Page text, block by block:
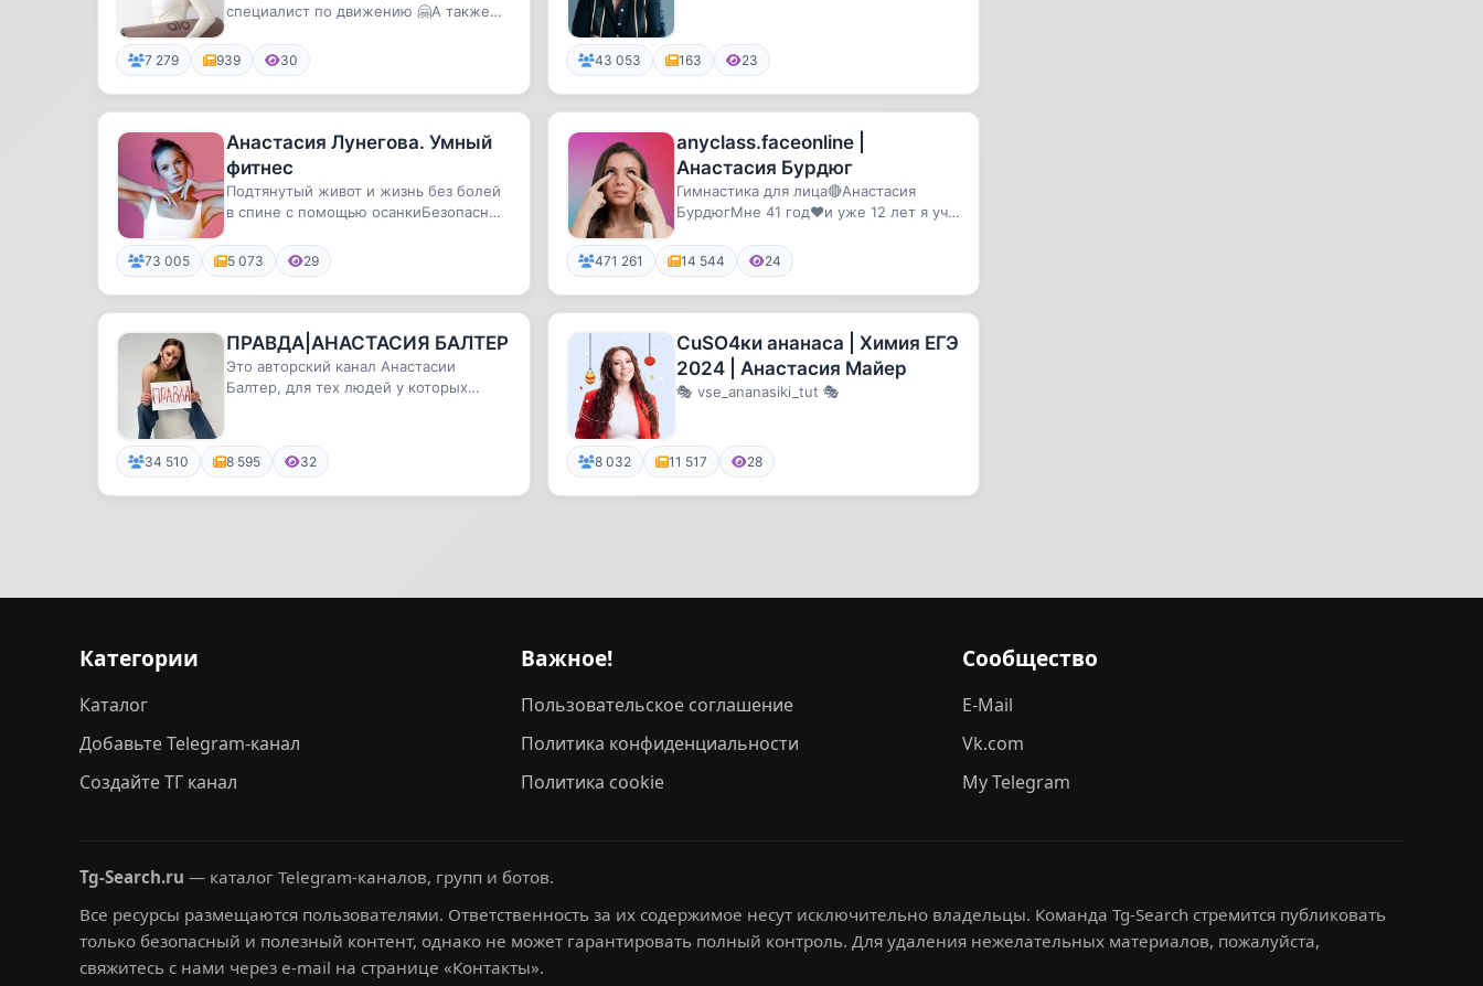
специалист по движению 🤗А также
эфф...
7 279 939 30 43 053 163 23
Анастасия Лунегова. Умный
фитнес
Подтянутый живот и жизнь без болей
в спине с помощью осанкиБезопасные
73 005 5 073 29
anyclass.faceonline |
Анастасия Бурдюг
Гимнастика для лица🔴Анастасия
БурдюгМне 41 год❤️и уже 12 лет я учу
471 261 14 544 24
ПРАВДА|АНАСТАСИЯ БАЛТЕР
Это авторский канал Анастасии
Балтер, для тех людей у которых
34 510 8 595 32
CuSO4ки ананаса | Химия ЕГЭ
2024 | Анастасия Майер
🎭 vse_ananasiki_tut 🎭
8 032 11 517 28
Категории
Каталог
Добавьте Telegram-канал
Создайте ТГ канал
Важное!
Пользовательское соглашение
Политика конфиденциальности
Политика cookie
Сообщество
E-Mail
Vk.com
My Telegram
Tg-Search.ru — каталог Telegram-каналов, групп и ботов.
Все ресурсы размещаются пользователями. Ответственность за их содержимое несут исключительно владельцы. Команда Tg-Search стремится публиковать
только безопасный и полезный контент, однако не может гарантировать полный контроль. Для удаления нежелательных материалов, пожалуйста,
свяжитесь с нами через e-mail на странице «Контакты».